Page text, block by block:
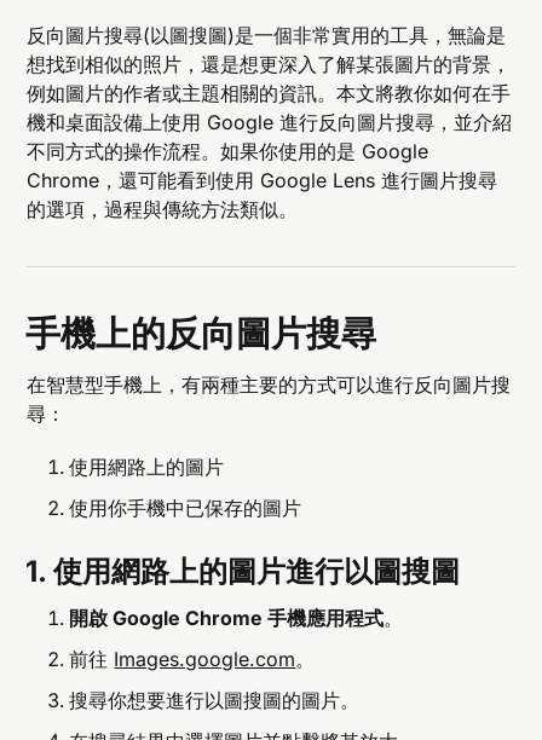
反向圖片搜尋(以圖搜圖)是一個非常實用的工具，無論是
想找到相似的照片，還是想更深入了解某張圖片的背景，
例如圖片的作者或主題相關的資訊。本文將教你如何在手
機和桌面設備上使用 Google 進行反向圖片搜尋，並介紹
不同方式的操作流程。如果你使用的是 Google
Chrome，還可能看到使用 Google Lens 進行圖片搜尋
的選項，過程與傳統方法類似。
手機上的反向圖片搜尋
在智慧型手機上，有兩種主要的方式可以進行反向圖片搜
尋：
使用網路上的圖片
使用你手機中已保存的圖片
1. 使用網路上的圖片進行以圖搜圖
開啟 Google Chrome 手機應用程式。
前往 Images.google.com。
搜尋你想要進行以圖搜圖的圖片。